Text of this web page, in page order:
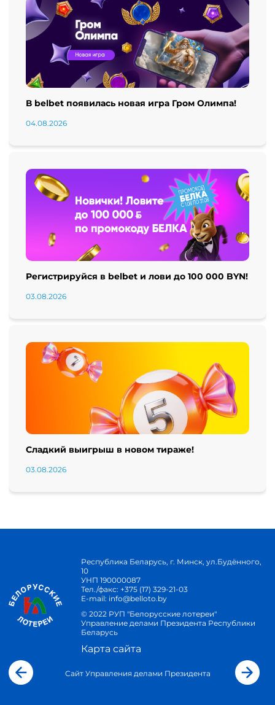
В belbet появилась новая игра Гром Олимпа!
04.08.2026
Регистрируйся в belbet и лови до 100 000 BYN!
03.08.2026
Сладкий выигрыш в новом тираже!
03.08.2026
Республика Беларусь, г. Минск, ул.Будённого,
10
УНП 190000087
Тел./факс: +375 (17) 329-21-03
E-mail: info@belloto.by
© 2022 РУП "Белорусские лотереи"
Управление делами Президента Республики
Беларусь
Карта сайта
Сайт Управления делами Президента